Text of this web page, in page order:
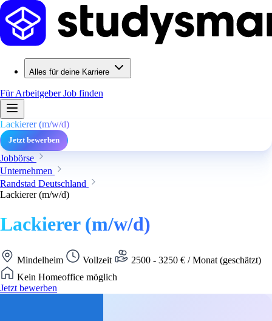
Alles für deine Karriere
Für ArbeitgeberJob finden
Lackierer (m/w/d)
Jetzt bewerben
Jobbörse
Unternehmen
Randstad Deutschland
Lackierer (m/w/d)
Lackierer (m/w/d)
Mindelheim Vollzeit
2500 - 3250 € / Monat (geschätzt)
Kein Homeoffice möglich
Jetzt bewerben